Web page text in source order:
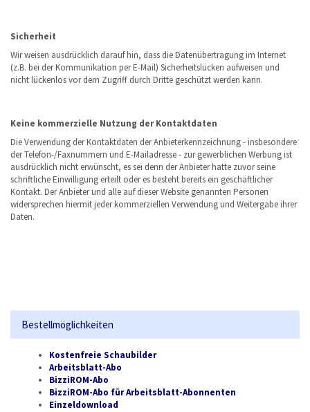
Sicherheit
Wir weisen ausdrücklich darauf hin, dass die Datenübertragung im Internet
(z.B. bei der Kommunikation per E-Mail) Sicherheitslücken aufweisen und
nicht lückenlos vor dem Zugriff durch Dritte geschützt werden kann.
Keine kommerzielle Nutzung der Kontaktdaten
Die Verwendung der Kontaktdaten der Anbieterkennzeichnung - insbesondere
der Telefon-/Faxnummern und E-Mailadresse - zur gewerblichen Werbung ist
ausdrücklich nicht erwünscht, es sei denn der Anbieter hatte zuvor seine
schriftliche Einwilligung erteilt oder es besteht bereits ein geschäftlicher
Kontakt. Der Anbieter und alle auf dieser Website genannten Personen
widersprechen hiermit jeder kommerziellen Verwendung und Weitergabe ihrer
Daten.
Bestellmöglichkeiten
Kostenfreie Schaubilder
Arbeitsblatt-Abo
BizziROM-Abo
BizziROM-Abo für Arbeitsblatt-Abonnenten
Einzeldownload